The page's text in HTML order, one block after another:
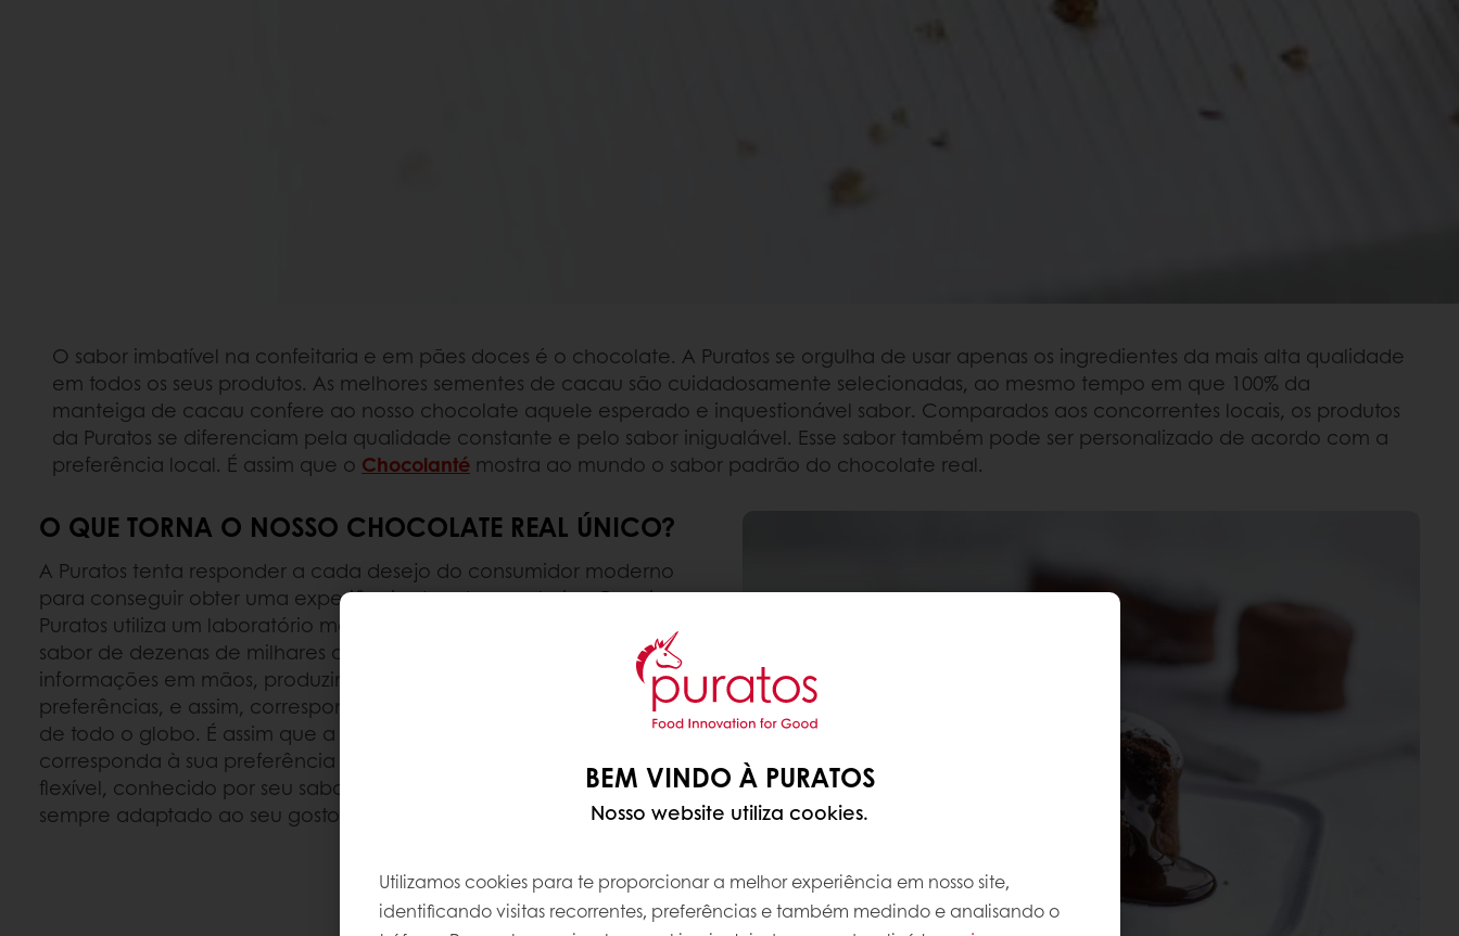
O sabor imbatível na confeitaria e em pães doces é o chocolate. A Puratos se orgulha de usar apenas os ingredientes da mais alta qualidade
em todos os seus produtos. As melhores sementes de cacau são cuidadosamente selecionadas, ao mesmo tempo em que 100% da
manteiga de cacau confere ao nosso chocolate aquele esperado e inquestionável sabor. Comparados aos concorrentes locais, os produtos
da Puratos se diferenciam pela qualidade constante e pelo sabor inigualável. Esse sabor também pode ser personalizado de acordo com a
preferência local. É assim que o Chocolanté mostra ao mundo o sabor padrão do chocolate real.
O QUE TORNA O NOSSO CHOCOLATE REAL ÚNICO?
A Puratos tenta responder a cada desejo do consumidor moderno
para conseguir obter uma experiência de sabor exclusiva. Para isso, a
Puratos utiliza um laboratório móvel que analisa as preferências de
sabor de dezenas de milhares de consumidores. Com essas
informações em mãos, produzimos chocolates baseados nessas
preferências, e assim, correspondemos aos padrões de preferências
de todo o globo. É assim que a Puratos garante que o
Chocolanté
corresponda à sua preferência pessoal. É um produto realmente
flexível, conhecido por seu sabor rico, sofisticado, sua textura suave
sempre adaptado ao seu gosto e às suas necessidades.
BEM VINDO À PURATOS
Nosso website utiliza cookies.
Utilizamos cookies para te proporcionar a melhor experiência em nosso site,
identificando visitas recorrentes, preferências e também medindo e analisando o